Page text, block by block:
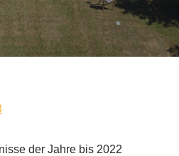
der Jahre bis 2022